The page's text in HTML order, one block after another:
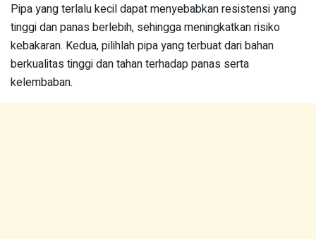
Pipa yang terlalu kecil dapat menyebabkan resistensi yang
tinggi dan panas berlebih, sehingga meningkatkan risiko
kebakaran. Kedua, pilihlah pipa yang terbuat dari bahan
berkualitas tinggi dan tahan terhadap panas serta
kelembaban.